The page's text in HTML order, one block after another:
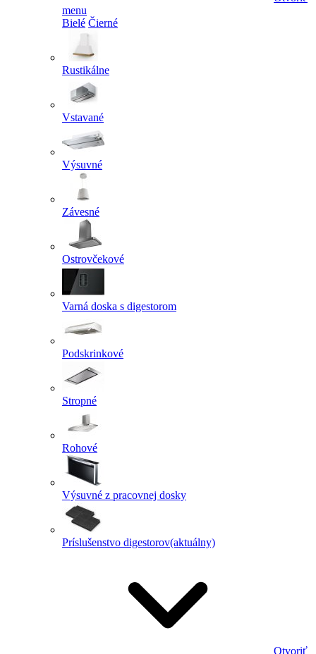
menu
Bielé Čierné
Rustikálne
Vstavané
Výsuvné
Závesné
Ostrovčekové
Varná doska s digestorom
Podskrinkové
Stropné
Rohové
Výsuvné z pracovnej dosky
Príslušenstvo digestorov(aktuálny)
Otvoriť